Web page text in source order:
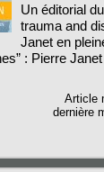
Un éditorial
trauma and
Janet en
: Pierre
Article
dernière